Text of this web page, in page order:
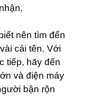
nên tìm đến
cái tên. Với
tiếp, hãy đến
và điện máy
bận rộn